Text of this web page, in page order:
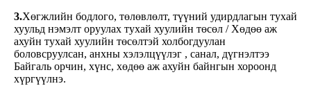
3.Хөгжлийн бодлого, төлөвлөлт, түүний удирдлагын тухай
хуульд нэмэлт оруулах тухай хуулийн төсөл / Хөдөө аж
ахуйн тухай хуулийн төсөлтэй холбогдуулан
боловсруулсан, анхны хэлэлцүүлэг , санал, дүгнэлтээ
Байгаль орчин, хүнс, хөдөө аж ахуйн байнгын хороонд
хүргүүлнэ.